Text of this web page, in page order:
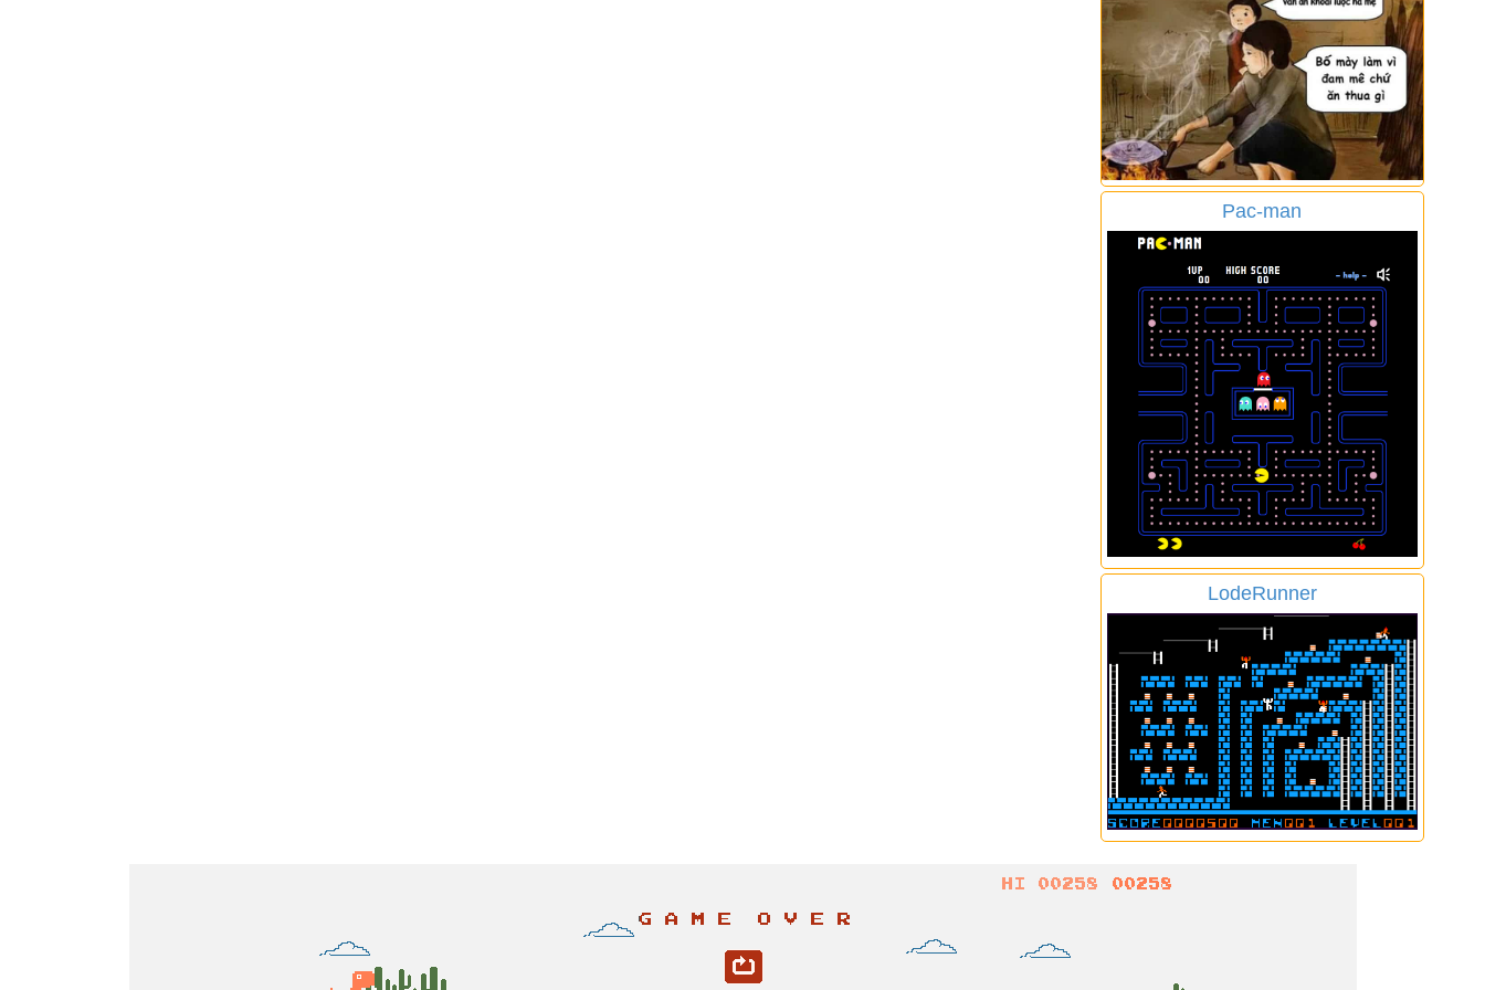
Pac-man
LodeRunner